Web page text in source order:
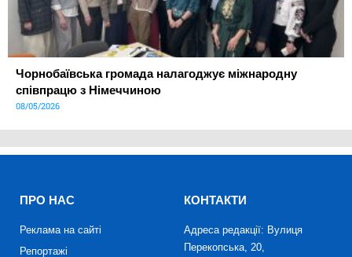
Чорнобаївська громада налагоджує міжнародну
співпрацю з Німеччиною
08/05/2026
ПРО НАС
Реклама на сайті
Репортажі
КОНТАКТИ
Адреса редакції: Вулиця
Перекопська, 20,